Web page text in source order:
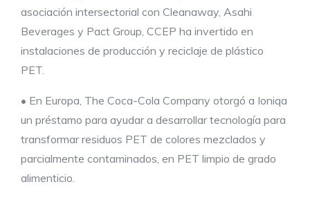
asociación intersectorial con Cleanaway, Asahi
Beverages y Pact Group, CCEP ha invertido en
instalaciones de producción y reciclaje de plástico
PET.
• En Europa, The Coca-Cola Company otorgó a Ioniqa
un préstamo para ayudar a desarrollar tecnología para
transformar residuos PET de colores mezclados y
parcialmente contaminados, en PET limpio de grado
alimenticio.